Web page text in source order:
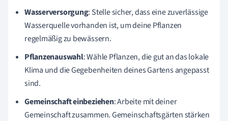
Wasserversorgung: Stelle sicher, dass eine zuverlässige
Wasserquelle vorhanden ist, um deine Pflanzen
regelmäßig zu bewässern.
Pflanzenauswahl: Wähle Pflanzen, die gut an das lokale
Klima und die Gegebenheiten deines Gartens angepasst
sind.
Gemeinschaft einbeziehen: Arbeite mit deiner
Gemeinschaft zusammen. Gemeinschaftsgärten stärken